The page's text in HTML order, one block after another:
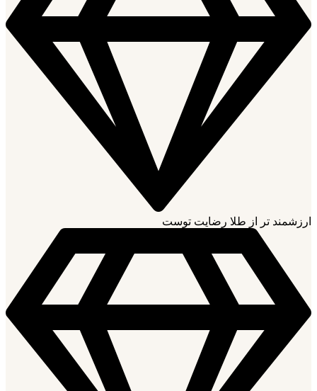
ارزشمند تر از طلا رضایت توست